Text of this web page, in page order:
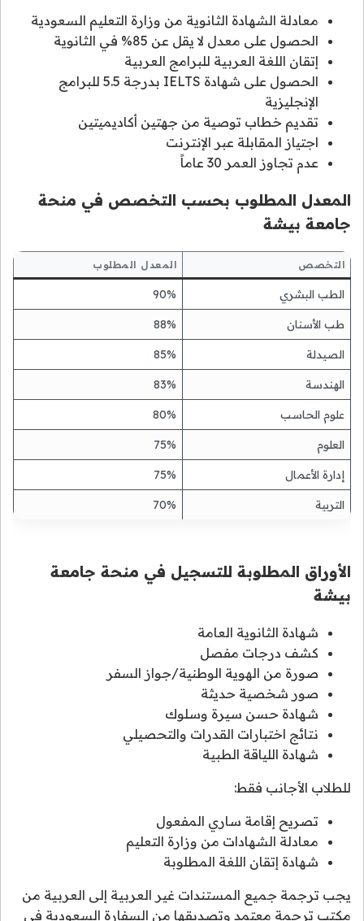
معادلة الشهادة الثانوية من وزارة التعليم السعودية
الحصول على معدل لا يقل عن 85% في الثانوية
إتقان اللغة العربية للبرامج العربية
الحصول على شهادة IELTS بدرجة 5.5 للبرامج
الإنجليزية
تقديم خطاب توصية من جهتين أكاديميتين
اجتياز المقابلة عبر الإنترنت
عدم تجاوز العمر 30 عاماً
المعدل المطلوب بحسب التخصص في منحة
جامعة بيشة
التخصص المعدل المطلوب
الطب البشري 90%
طب الأسنان 88%
الصيدلة 85%
الهندسة 83%
علوم الحاسب 80%
العلوم 75%
إدارة الأعمال 75%
التربية 70%
الأوراق المطلوبة للتسجيل في منحة جامعة
بيشة
شهادة الثانوية العامة
كشف درجات مفصل
صورة من الهوية الوطنية/جواز السفر
صور شخصية حديثة
شهادة حسن سيرة وسلوك
نتائج اختبارات القدرات والتحصيلي
شهادة اللياقة الطبية
للطلاب الأجانب فقط:
تصريح إقامة ساري المفعول
معادلة الشهادات من وزارة التعليم
شهادة إتقان اللغة المطلوبة
يجب ترجمة جميع المستندات غير العربية إلى العربية من
مكتب ترجمة معتمد وتصديقها من السفارة السعودية في